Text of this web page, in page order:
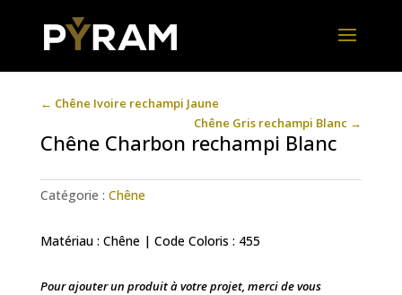
← Chêne Ivoire rechampi Jaune
Chêne Gris rechampi Blanc →
Chêne Charbon rechampi Blanc
Catégorie : Chêne
Matériau : Chêne | Code Coloris : 455
Pour ajouter un produit à votre projet, merci de vous